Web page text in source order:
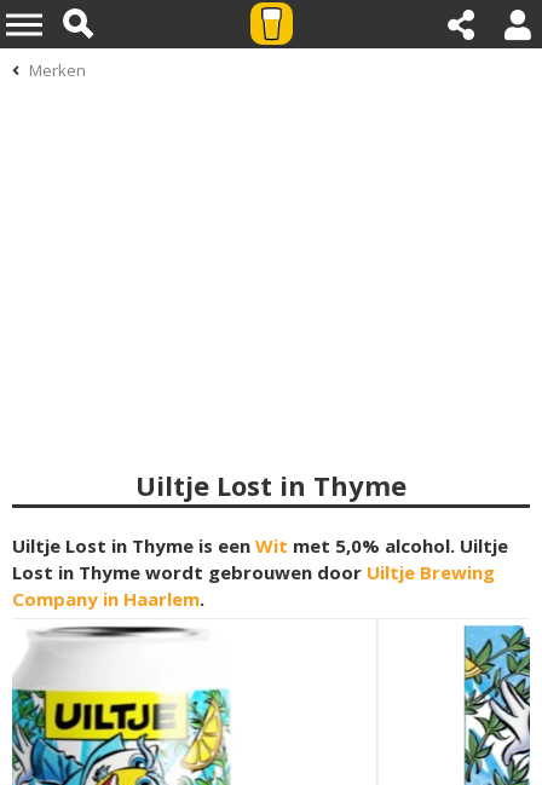
Merken
Uiltje Lost in Thyme
Uiltje Lost in Thyme is een Wit met 5,0% alcohol. Uiltje
Lost in Thyme wordt gebrouwen door Uiltje Brewing
Company in Haarlem.